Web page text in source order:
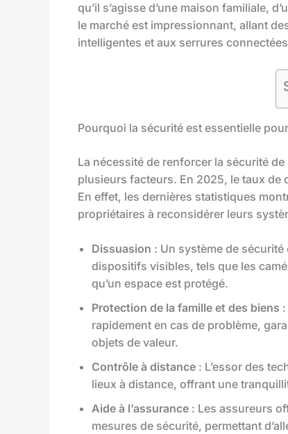
qu’il s’agisse d’une maison familiale,
le marché est impressionnant, allant
intelligentes et aux serrures
Pourquoi la sécurité est essentielle
La nécessité de renforcer la sécurité
plusieurs facteurs. En 2025, le taux
En effet, les dernières statistiques
propriétaires à reconsidérer leurs
Dissuasion : Un système de
dispositifs visibles, tels que les
qu’un espace est protégé.
Protection de la famille et des biens
rapidement en cas de problème,
objets de valeur.
Contrôle à distance : L’essor des
lieux à distance, offrant une
Aide à l’assurance : Les assureurs
mesures de sécurité, permettant